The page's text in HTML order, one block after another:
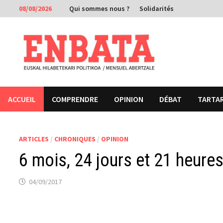
Passer
au
contenu
08/08/2026 Qui sommes nous ? Solidarités
ACCUEIL COMPRENDRE OPINION DÉBAT
ARTICLES / CHRONIQUES / OPINION
6 mois, 24 jours et 21
04/09/2017